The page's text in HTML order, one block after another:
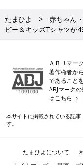
※写真はベビーサイズ キッ
パジャマ。3,990円（
素材。
さらりとした肌触りの
たまひよ 赤ちゃん
ビー＆キッズTシャツが
ＡＢＪマー
著作権者か
であること
ABJマーク
はこちら
本サイトに掲載されている記
す。
たまひよについて